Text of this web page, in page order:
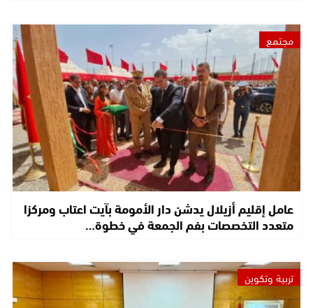
مجتمع
عامل إقليم أزيلال يدشن دار الأمومة بآيت اعتاب ومركزا
متعدد التخصصات بفم الجمعة في خطوة…
تربية وتكوين